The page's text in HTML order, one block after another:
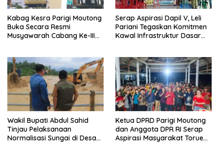
Kabag Kesra Parigi Moutong
Buka Secara Resmi
Musyawarah Cabang Ke-III
Serap Aspirasi Dapil V, Leli
Pariani Tegaskan Komitmen
Kawal Infrastruktur Dasar
Wakil Bupati Abdul Sahid
Tinjau Pelaksanaan
Normalisasi Sungai di Desa
Ketua DPRD Parigi Moutong
dan Anggota DPR RI Serap
Aspirasi Masyarakat Torue